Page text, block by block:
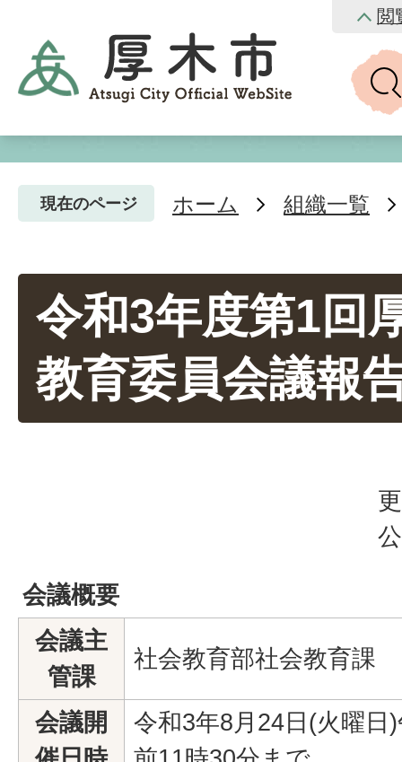
閲
現在のページ ホーム 組織一覧
令和3年度第1回
教育委員会議報
会議概要
会議主
管課
社会教育部社会教育課
会議開
令和3年8月24日(火曜日